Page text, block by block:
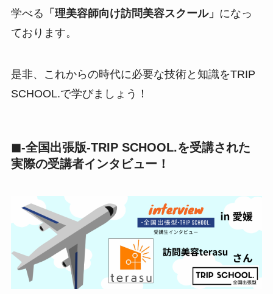
学べる 「理美容師向け訪問美容スクール」 になっ
ております。
是非、これからの時代に必要な技術と知識をTRIP
SCHOOL.で学びましょう！
◼-全国出張版-TRIP SCHOOL.を受講された
実際の受講者インタビュー！